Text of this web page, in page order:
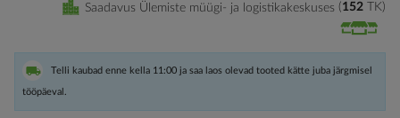
Saadavus Ülemiste müügi- ja logistikakeskuses 152 TK
Telli kaubad enne kella 11:00 ja saa laos olevad tooted kätte juba järgmisel
tööpäeval.